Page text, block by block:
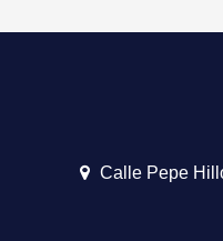
Calle Pepe